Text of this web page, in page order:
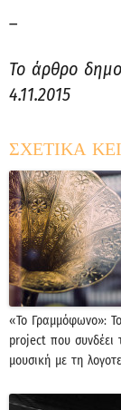
Το άρθρο
4.11.2015
ΣΧΕΤΙΚΑ
«Το Γραμμόφωνο»: Το
project που συνδέει
μουσική με τη